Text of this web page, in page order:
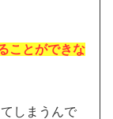
ことができな
しまうんで